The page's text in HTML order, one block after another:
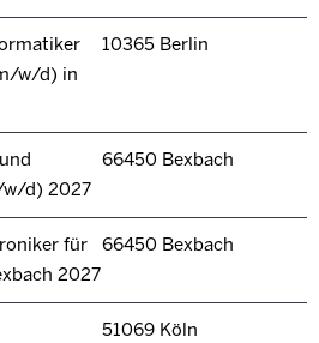
w/d) in
10365 Berlin
d) 2027
66450 Bexbach
für
2027
66450 Bexbach
51069 Köln